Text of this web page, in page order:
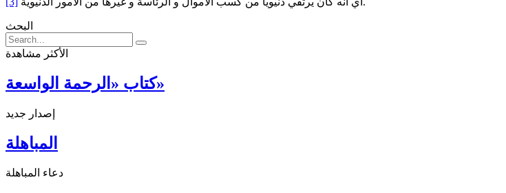
البحث
الأكثر مشاهدة
كتاب «الرحمة الواسعة»
إصدار جديد
المباهلة
دعاء المباهلة